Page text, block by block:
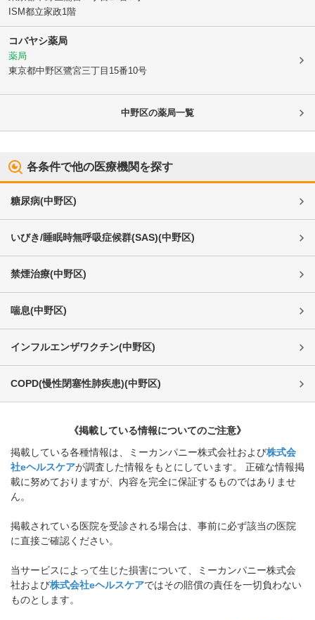
ISM都立家政1階
コバヤシ薬局
薬局
東京都中野区鷺宮三丁目15番10号
中野区の薬局一覧
各条件で他の医療機関を探す
糖尿病(中野区)
いびき/睡眠時無呼吸症候群(SAS)(中野区)
禁煙治療(中野区)
喘息(中野区)
インフルエンザワクチン(中野区)
COPD(慢性閉塞性肺疾患)(中野区)
《掲載している情報についてのご注意》
掲載している各種情報は、ミーカンパニー株式会社および株式会
社eヘルスケアが調査した情報をもとにしています。 正確な情報掲
載に努めておりますが、内容を完全に保証するものではありませ
ん。
掲載されている医院を受診される場合は、事前に必ず該当の医院
に直接ご確認ください。
当サービスによって生じた損害について、ミーカンパニー株式会
社および株式会社eヘルスケアではその賠償の責任を一切負わない
ものとします。